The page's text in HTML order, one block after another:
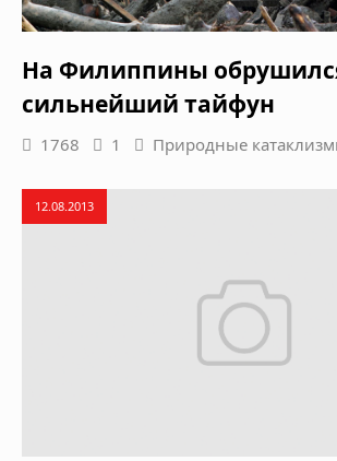
На Филиппины
сильнейший тайфун
1768 1 Природные
12.08.2013